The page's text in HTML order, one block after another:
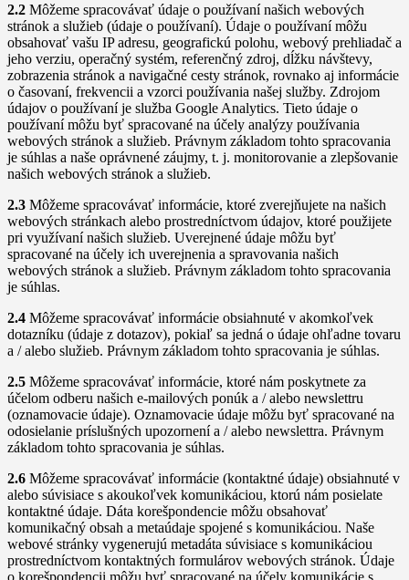
2.2 Môžeme spracovávať údaje o používaní našich webových
stránok a služieb (údaje o používaní). Údaje o používaní môžu
obsahovať vašu IP adresu, geografickú polohu, webový prehliadač a
jeho verziu, operačný systém, referenčný zdroj, dĺžku návštevy,
zobrazenia stránok a navigačné cesty stránok, rovnako aj informácie
o časovaní, frekvencii a vzorci používania našej služby. Zdrojom
údajov o používaní je služba Google Analytics. Tieto údaje o
používaní môžu byť spracované na účely analýzy používania
webových stránok a služieb. Právnym základom tohto spracovania
je súhlas a naše oprávnené záujmy, t. j. monitorovanie a zlepšovanie
našich webových stránok a služieb.
2.3 Môžeme spracovávať informácie, ktoré zverejňujete na našich
webových stránkach alebo prostredníctvom údajov, ktoré použijete
pri využívaní našich služieb. Uverejnené údaje môžu byť
spracované na účely ich uverejnenia a spravovania našich
webových stránok a služieb. Právnym základom tohto spracovania
je súhlas.
2.4 Môžeme spracovávať informácie obsiahnuté v akomkoľvek
dotazníku (údaje z dotazov), pokiaľ sa jedná o údaje ohľadne tovaru
a / alebo služieb. Právnym základom tohto spracovania je súhlas.
2.5 Môžeme spracovávať informácie, ktoré nám poskytnete za
účelom odberu našich e-mailových ponúk a / alebo newslettru
(oznamovacie údaje). Oznamovacie údaje môžu byť spracované na
odosielanie príslušných upozornení a / alebo newslettra. Právnym
základom tohto spracovania je súhlas.
2.6 Môžeme spracovávať informácie (kontaktné údaje) obsiahnuté v
alebo súvisiace s akoukoľvek komunikáciou, ktorú nám posielate
kontaktné údaje. Dáta korešpondencie môžu obsahovať
komunikačný obsah a metaúdaje spojené s komunikáciou. Naše
webové stránky vygenerujú metadáta súvisiace s komunikáciou
prostredníctvom kontaktných formulárov webových stránok. Údaje
o korešpondencii môžu byť spracované na účely komunikácie s